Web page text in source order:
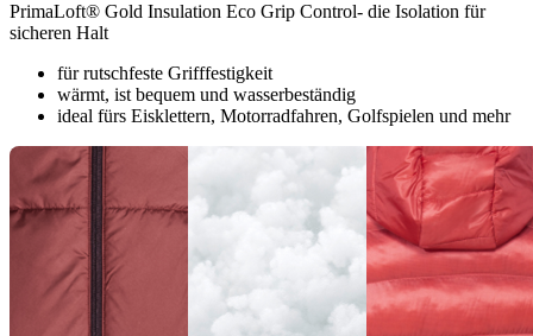
PrimaLoft® Gold Insulation Eco Grip Control- die Isolation für
sicheren Halt
für rutschfeste Grifffestigkeit
wärmt, ist bequem und wasserbeständig
ideal fürs Eisklettern, Motorradfahren, Golfspielen und mehr